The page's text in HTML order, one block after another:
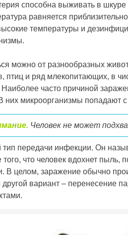
способна выживать в
равняется
температуры и
можно от разнообразных
птиц и ряд млекопитающих, в
часто причиной
них микроорганизмы попадают
Человек не может
тип передачи инфекции. Он
того, что человек вдохнет
В целом, заражение обычно
вариант – перенесение